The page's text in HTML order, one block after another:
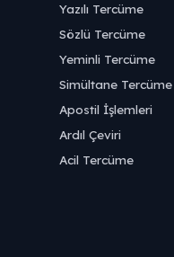
Yazılı Tercüme
Sözlü Tercüme
Yeminli Tercüme
Simültane Tercüme
Apostil İşlemleri
Ardıl Çeviri
Acil Tercüme